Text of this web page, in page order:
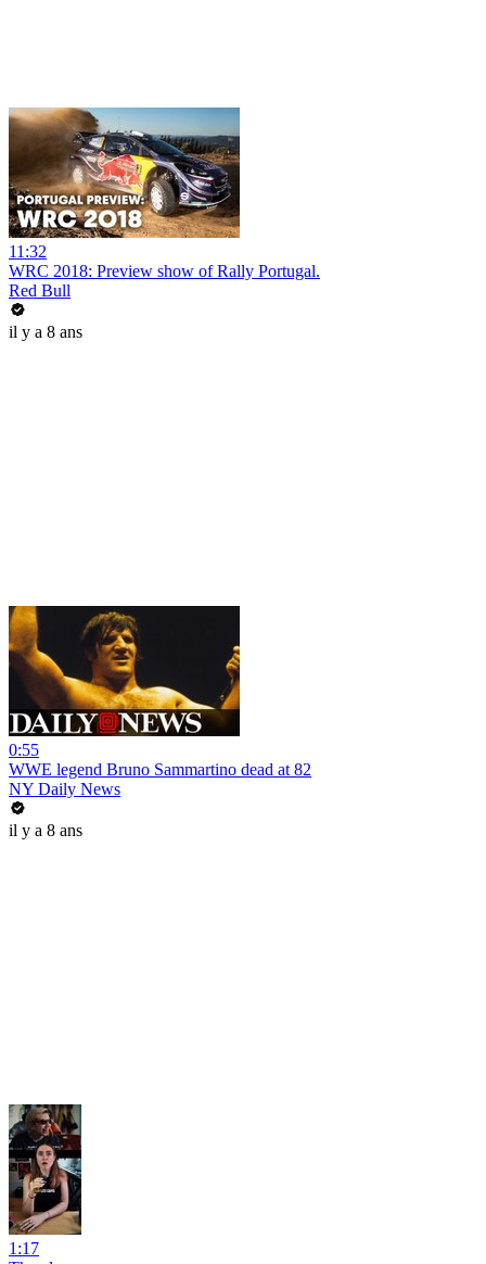
11:32
WRC 2018: Preview show of Rally Portugal.
Red Bull
il y a 8 ans
0:55
WWE legend Bruno Sammartino dead at 82
NY Daily News
il y a 8 ans
1:17